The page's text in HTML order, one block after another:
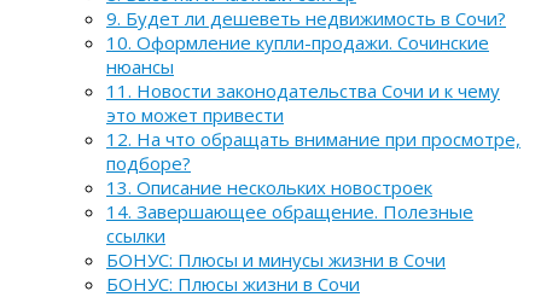
9. Будет ли дешеветь недвижимость в Сочи?
10. Оформление купли-продажи. Сочинские
нюансы
11. Новости законодательства Сочи и к чему
это может привести
12. На что обращать внимание при просмотре,
подборе?
13. Описание нескольких новостроек
14. Завершающее обращение. Полезные
ссылки
БОНУС: Плюсы и минусы жизни в Сочи
БОНУС: Плюсы жизни в Сочи